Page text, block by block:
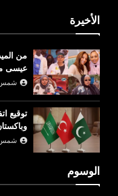
الأخيرة
من
عيسى
شمس
توقيع
شمس
الوسوم